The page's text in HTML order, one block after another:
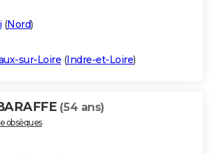
(Nord)
sur-Loire (Indre-et-Loire)
(54 ans)
obsèques